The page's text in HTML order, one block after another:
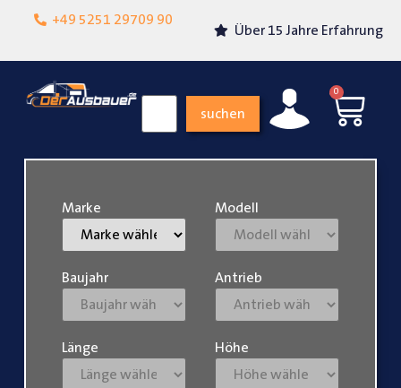
+49 5251 29709 90
Lokalgeschäft in
Über 15 Jahre Erfahrung
suchen
0
Marke Modell
Baujahr Antrieb
Länge Höhe